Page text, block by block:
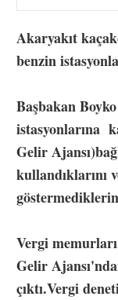
Akaryakıt
benzin
Başbakan
istasyonlarına
Gelir
kullandıklarını
Vergi
Gelir
çıktı.Vergi